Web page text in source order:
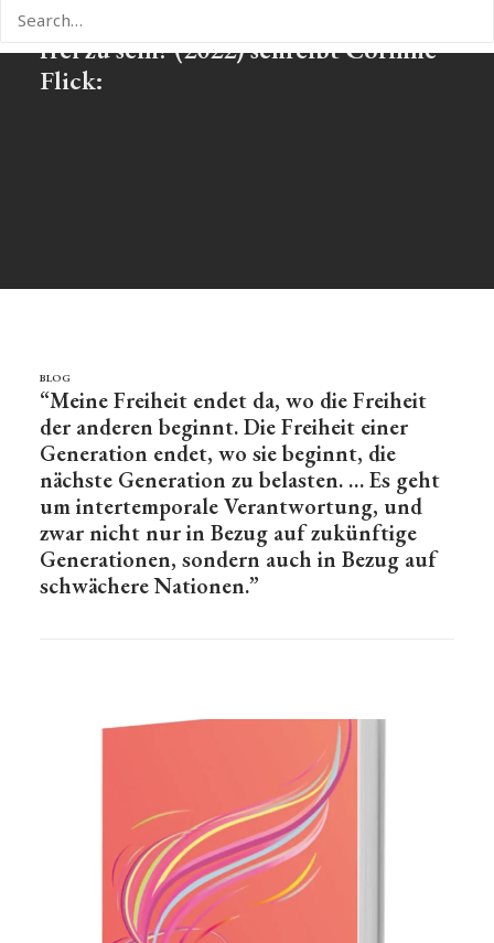
Freiheit müssen wir aufgeben, um
frei zu sein? (2022) schreibt Corinne
Flick:
BLOG
“Meine Freiheit endet da, wo die Freiheit
der anderen beginnt. Die Freiheit einer
Generation endet, wo sie beginnt, die
nächste Generation zu belasten. … Es geht
um intertemporale Verantwortung, und
zwar nicht nur in Bezug auf zukünftige
Generationen, sondern auch in Bezug auf
schwächere Nationen.”